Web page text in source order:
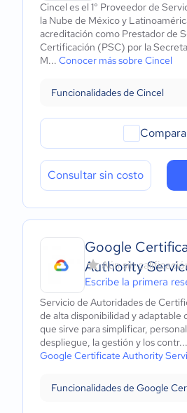
Cincel es el 1° Proveedor de
la Nube de México y
acreditación como Prestador de
Certificación (PSC) por la
M... Conocer más sobre Cincel
Funcionalidades de Cincel
Consultar sin costo
Google
Authority
Aún sin
Escribe la primera
Servicio de Autoridades de
de alta disponibilidad y adaptable
que sirve para simplificar,
despliegue, la gestión y los contr...
Google Certificate Authority
Funcionalidades de Google